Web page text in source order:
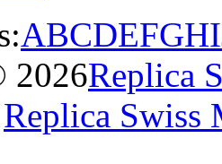
ABCDEFGHI
2026Replica
Replica Swiss